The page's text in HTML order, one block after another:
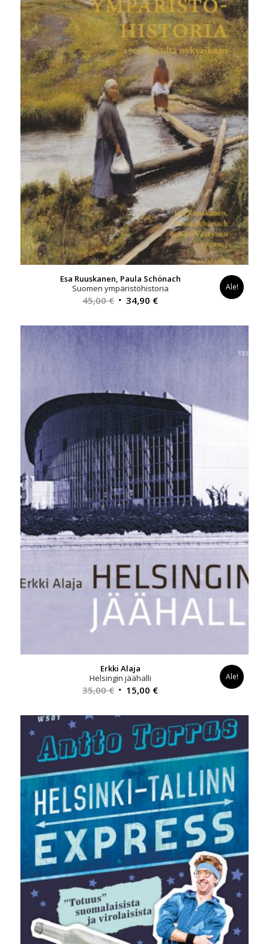
Esa Ruuskanen, Paula Schönach
Suomen ympäristöhistoria
45,00€ Alkuperäinen
oli:
45,00 €.
34,90 €Nykyinen
on:
Ale!
Erkki Alaja
Helsingin jäähalli
35,00€ Alkuperäinen
oli:
35,00 €.
15,00 €Nykyinen
on:
15,00 €.
Ale!